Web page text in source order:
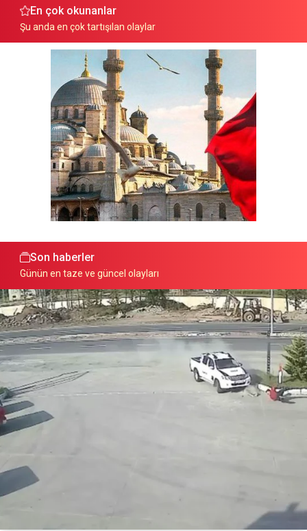
En çok okunanlar
Şu anda en çok tartışılan olaylar
Son haberler
Günün en taze ve güncel olayları